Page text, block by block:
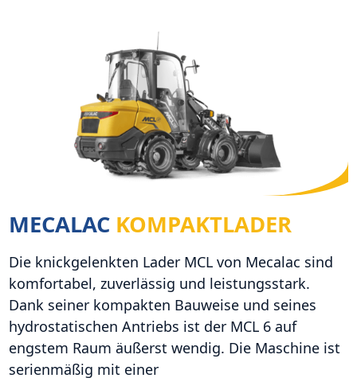
MECALAC KOMPAKTLADER
Die knickgelenkten Lader MCL von Mecalac sind
komfortabel, zuverlässig und leistungsstark.
Dank seiner kompakten Bauweise und seines
hydrostatischen Antriebs ist der MCL 6 auf
engstem Raum äußerst wendig. Die Maschine ist
serienmäßig mit einer